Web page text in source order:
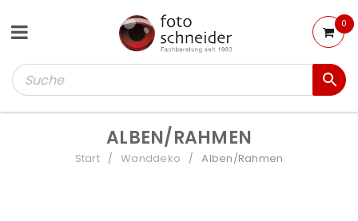
0
ALBEN/RAHMEN
Start / Wanddeko / Alben/Rahmen